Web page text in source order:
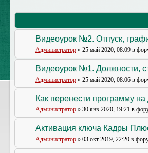
Видеоурок №2. Отпуск,
Администратор » 25 май 2020, 08:09 в
Видеоурок №1. Должности,
Администратор » 25 май 2020, 08:06 в
Как перенести программу
Администратор » 30 янв 2020, 19:21 в
Активация ключа Кадры
Администратор » 03 окт 2019, 22:20 в